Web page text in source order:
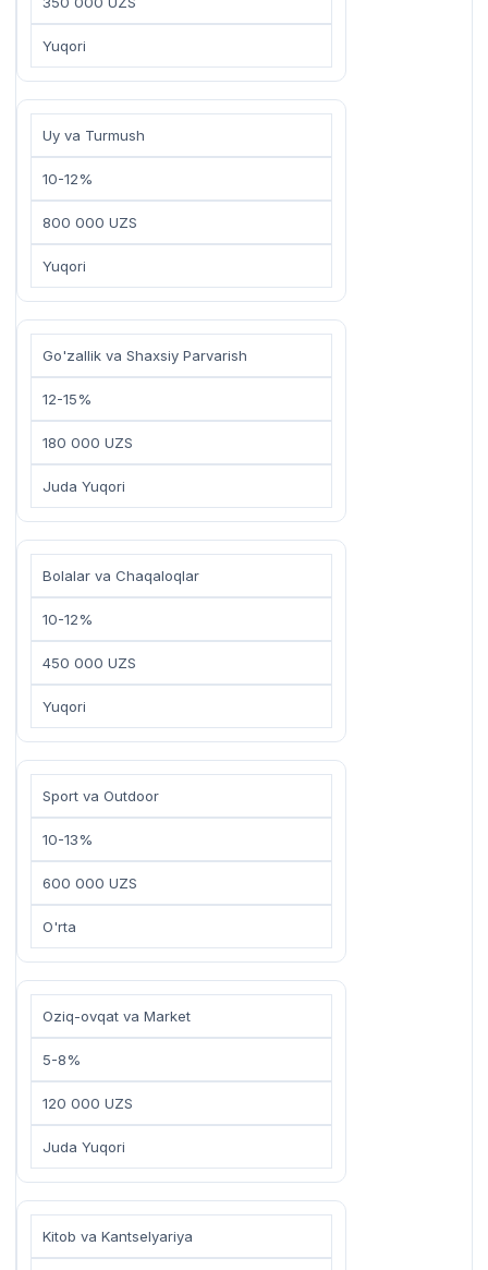
Yuqori
Uy va Turmush
10-12%
800 000 UZS
Yuqori
Go'zallik va Shaxsiy Parvarish
12-15%
180 000 UZS
Juda Yuqori
Bolalar va Chaqaloqlar
10-12%
450 000 UZS
Yuqori
Sport va Outdoor
10-13%
600 000 UZS
O'rta
Oziq-ovqat va Market
5-8%
120 000 UZS
Juda Yuqori
Kitob va Kantselyariya